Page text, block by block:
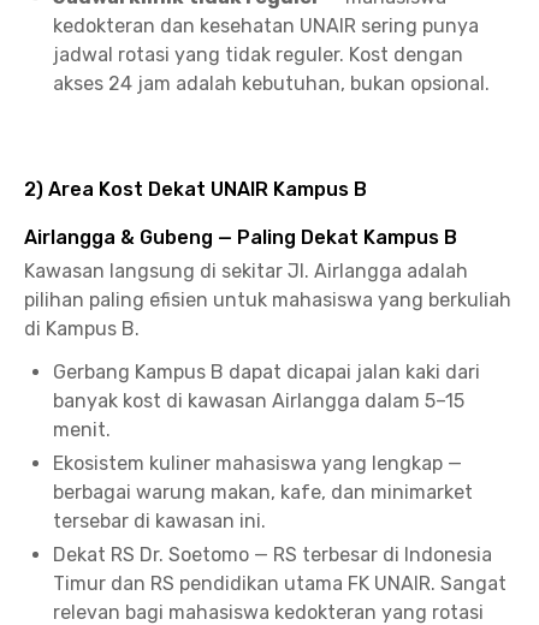
kedokteran dan kesehatan UNAIR sering punya
jadwal rotasi yang tidak reguler. Kost dengan
akses 24 jam adalah kebutuhan, bukan opsional.
2) Area Kost Dekat UNAIR Kampus B
Airlangga & Gubeng — Paling Dekat Kampus B
Kawasan langsung di sekitar Jl. Airlangga adalah
pilihan paling efisien untuk mahasiswa yang berkuliah
di Kampus B.
Gerbang Kampus B dapat dicapai jalan kaki dari
banyak kost di kawasan Airlangga dalam 5–15
menit.
Ekosistem kuliner mahasiswa yang lengkap —
berbagai warung makan, kafe, dan minimarket
tersebar di kawasan ini.
Dekat RS Dr. Soetomo — RS terbesar di Indonesia
Timur dan RS pendidikan utama FK UNAIR. Sangat
relevan bagi mahasiswa kedokteran yang rotasi